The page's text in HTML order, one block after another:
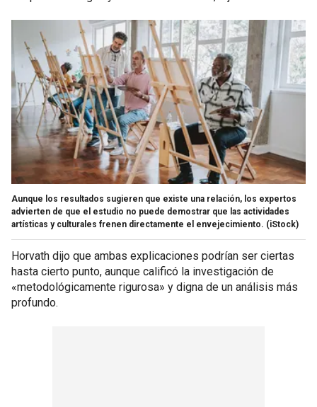
Aunque los resultados sugieren que existe una relación, los expertos
advierten de que el estudio no puede demostrar que las actividades
artísticas y culturales frenen directamente el envejecimiento. (iStock)
Horvath dijo que ambas explicaciones podrían ser ciertas
hasta cierto punto, aunque calificó la investigación de
«metodológicamente rigurosa» y digna de un análisis más
profundo.